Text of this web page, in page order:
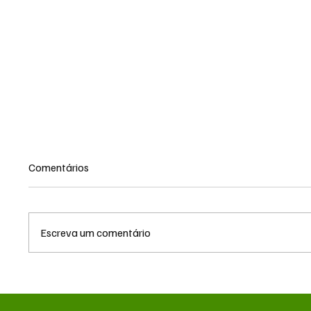
Comentários
Escreva um comentário